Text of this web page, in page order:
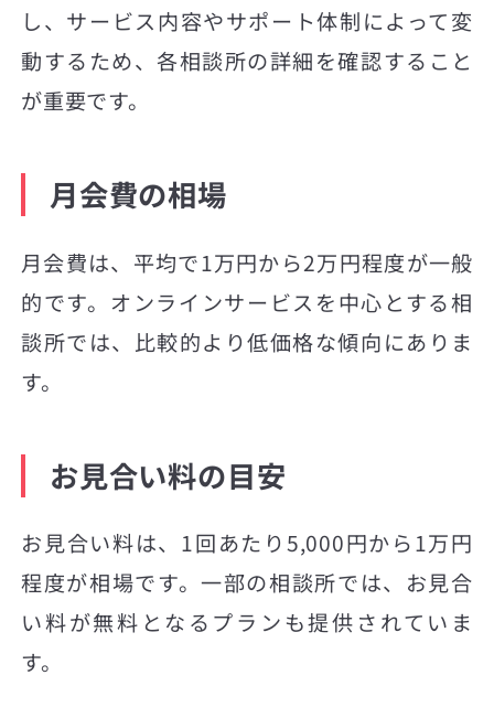
し、サービス内容やサポート体制によって変
動するため、各相談所の詳細を確認すること
が重要です。
月会費の相場
月会費は、平均で1万円から2万円程度が一般
的です。オンラインサービスを中心とする相
談所では、比較的より低価格な傾向にありま
す。
お見合い料の目安
お見合い料は、1回あたり5,000円から1万円
程度が相場です。一部の相談所では、お見合
い料が無料となるプランも提供されていま
す。